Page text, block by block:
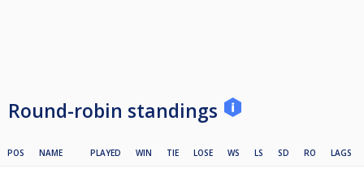
Round-robin standings
POS NAME PLAYED WIN TIE LOSE WS LS SD RO LAGS